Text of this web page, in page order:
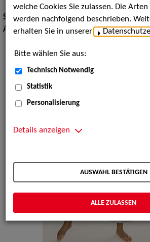
Show:Artistik
Artistik:Jonglage
welche Cookies Sie zulassen. Die
werden nachfolgend beschrieben.
erhalten Sie in unserer
Bitte wählen Sie aus:
Technisch Notwendig
Statistik
Personalisierung
Details anzeigen
AUSWAHL BESTÄTIGEN
ALLE ZULASSEN